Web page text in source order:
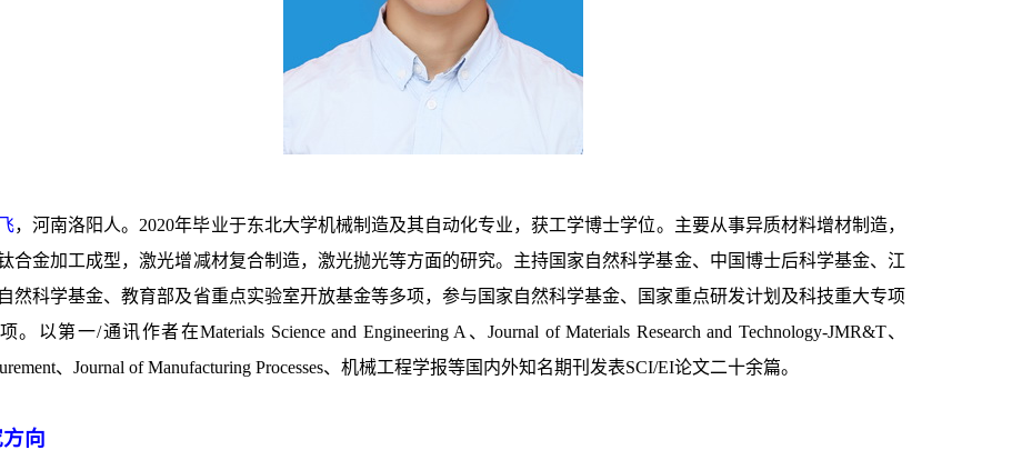
，河南洛阳人。 2020年毕业于东北大学机械制造及其自动化专业，获工学博士学位。主要从事异质材料增材制造，
合金加工成型，激光增减材复合制造，激光抛光等方面的研究。主持国家自然科学基金、中国博士后科学基金、江
然科学基金、教育部及省重点实验室开放基金等多项，参与国家自然科学基金、国家重点研发计划及科技重大专项
。以第一/通讯作者在Materials Science and Engineering A 、Journal of Materials Research and Technology-JMR&T、
、 Journal of Manufacturing Processes、机械工程学报等国内外知名期刊发表SCI/EI论文二十余篇。
向